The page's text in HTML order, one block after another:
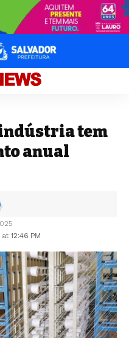
tem
anual
12:46 PM